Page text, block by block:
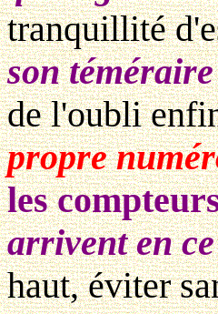
tranquillité
son
de l'oubli
propre
les
arrivent en
haut, éviter